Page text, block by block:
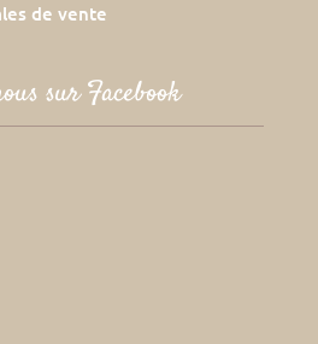
de vente
sur Facebook